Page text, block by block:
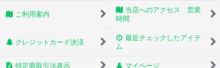
ご利用案内
当店へのアクセス 営業
時間
クレジットカード決済
最近チェックしたアイテ
ム
特定商取引法表示 マイページ